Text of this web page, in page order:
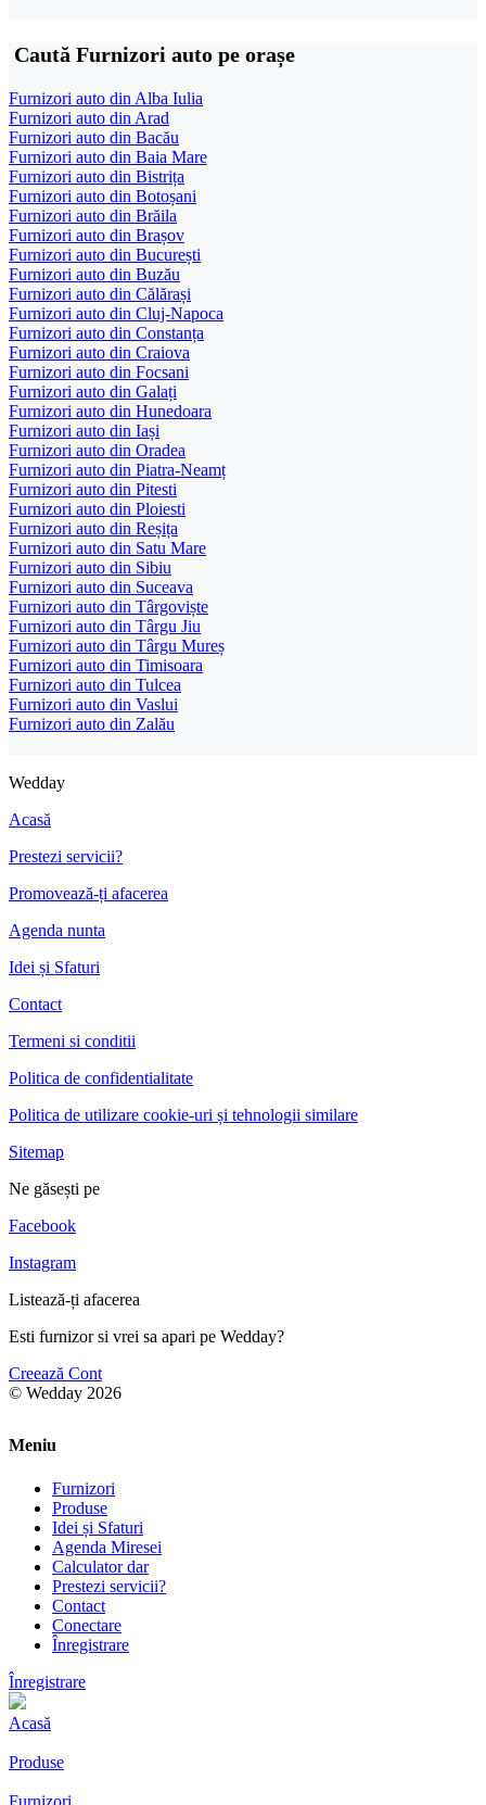
Caută Furnizori auto pe orașe
Furnizori auto din Alba Iulia
Furnizori auto din Arad
Furnizori auto din Bacău
Furnizori auto din Baia Mare
Furnizori auto din Bistrița
Furnizori auto din Botoșani
Furnizori auto din Brăila
Furnizori auto din Brașov
Furnizori auto din București
Furnizori auto din Buzău
Furnizori auto din Călărași
Furnizori auto din Cluj-Napoca
Furnizori auto din Constanța
Furnizori auto din Craiova
Furnizori auto din Focsani
Furnizori auto din Galați
Furnizori auto din Hunedoara
Furnizori auto din Iași
Furnizori auto din Oradea
Furnizori auto din Piatra-Neamț
Furnizori auto din Pitesti
Furnizori auto din Ploiesti
Furnizori auto din Reșița
Furnizori auto din Satu Mare
Furnizori auto din Sibiu
Furnizori auto din Suceava
Furnizori auto din Târgoviște
Furnizori auto din Târgu Jiu
Furnizori auto din Târgu Mureș
Furnizori auto din Timisoara
Furnizori auto din Tulcea
Furnizori auto din Vaslui
Furnizori auto din Zalău
Wedday
Acasă
Prestezi servicii?
Promovează-ți afacerea
Agenda nunta
Idei și Sfaturi
Contact
Termeni si conditii
Politica de confidentialitate
Politica de utilizare cookie-uri și tehnologii similare
Sitemap
Ne găsești pe
Facebook
Instagram
Listează-ți afacerea
Esti furnizor si vrei sa apari pe Wedday?
Creează Cont
© Wedday 2026
Meniu
Furnizori
Produse
Idei și Sfaturi
Agenda Miresei
Calculator dar
Prestezi servicii?
Contact
Conectare
Înregistrare
Înregistrare
Acasă
Produse
Furnizori